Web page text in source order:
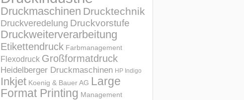
Druckmaschinen Drucktechnik
Druckveredelung Druckvorstufe
Druckweiterverarbeitung
Etikettendruck Farbmanagement
Flexodruck Großformatdruck
Heidelberger Druckmaschinen HP Indigo
Inkjet Koenig & Bauer AG Large
Format Printing Management